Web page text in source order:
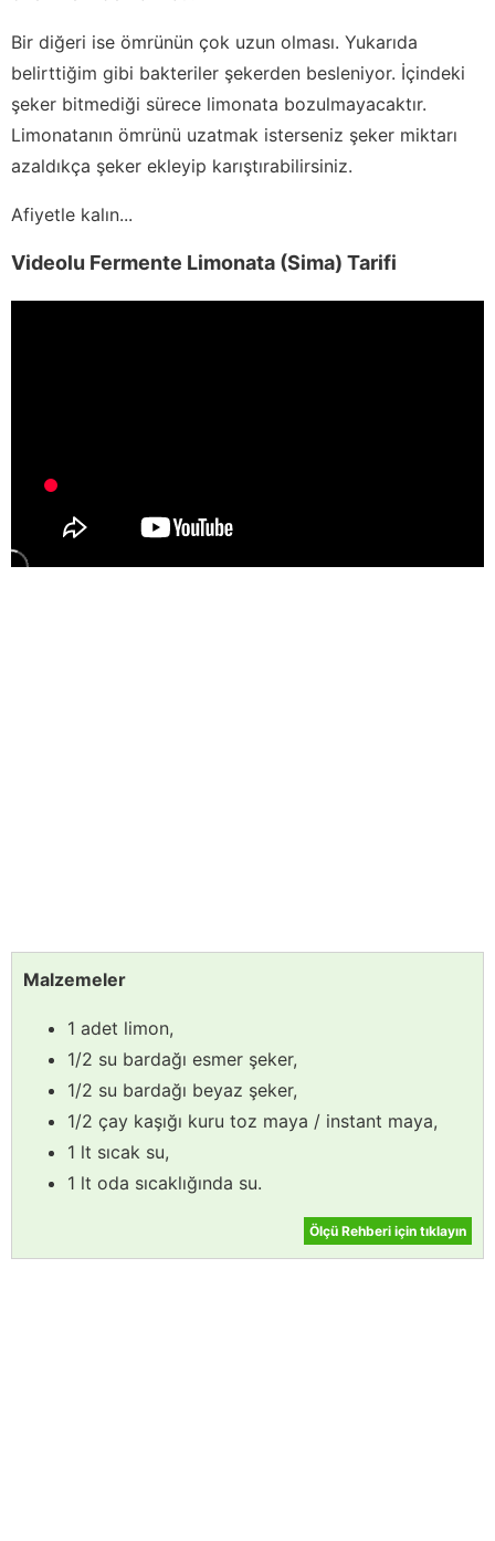
Bir diğeri ise ömrünün çok uzun olması. Yukarıda
belirttiğim gibi bakteriler şekerden besleniyor. İçindeki
şeker bitmediği sürece limonata bozulmayacaktır.
Limonatanın ömrünü uzatmak isterseniz şeker miktarı
azaldıkça şeker ekleyip karıştırabilirsiniz.
Afiyetle kalın...
Videolu Fermente Limonata (Sima) Tarifi
Malzemeler
1 adet limon,
1/2 su bardağı esmer şeker,
1/2 su bardağı beyaz şeker,
1/2 çay kaşığı kuru toz maya / instant maya,
1 lt sıcak su,
1 lt oda sıcaklığında su.
Ölçü Rehberi için tıklayın